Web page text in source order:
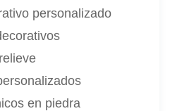
personalizado
en piedra